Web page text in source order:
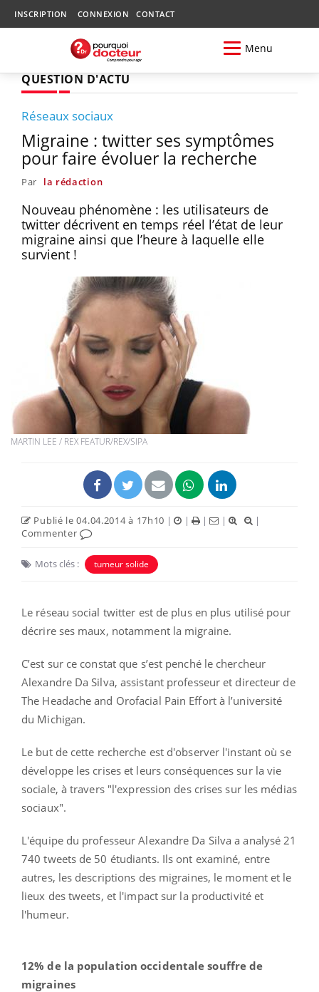
INSCRIPTION CONNEXION CONTACT
Menu
QUESTION D'ACTU
Réseaux sociaux
Migraine : twitter ses symptômes
pour faire évoluer la recherche
Par la rédaction
Nouveau phénomène : les utilisateurs de
twitter décrivent en temps réel l’état de leur
migraine ainsi que l’heure à laquelle elle
survient !
MARTIN LEE / REX FEATUR/REX/SIPA
Publié le 04.04.2014 à 17h10 | | | |
|
Commenter
Mots clés : tumeur solide
Le réseau social twitter est de plus en plus utilisé pour
décrire ses maux, notamment la migraine.
C’est sur ce constat que s’est penché le chercheur
Alexandre Da Silva, assistant professeur et directeur de
The Headache and Orofacial Pain Effort à l’université
du Michigan.
Le but de cette recherche est d'observer l'instant où se
développe les crises et leurs conséquences sur la vie
sociale, à travers "l'expression des crises sur les médias
sociaux".
L'équipe du professeur Alexandre Da Silva a analysé 21
740 tweets de 50 étudiants. Ils ont examiné, entre
autres, les descriptions des migraines, le moment et le
lieux des tweets, et l'impact sur la productivité et
l'humeur.
12% de la population occidentale souffre de
migraines